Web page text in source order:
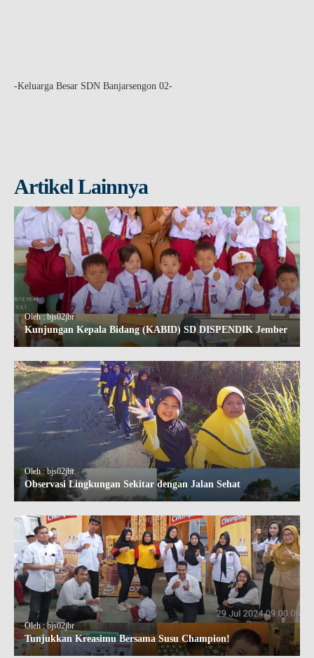
-Keluarga Besar SDN Banjarsengon 02-
Artikel Lainnya
Oleh : bjs02jbr
Kunjungan Kepala Bidang (KABID) SD DISPENDIK Jember
Oleh : bjs02jbr
Observasi Lingkungan Sekitar dengan Jalan Sehat
Oleh : bjs02jbr
Tunjukkan Kreasimu Bersama Susu Champion!